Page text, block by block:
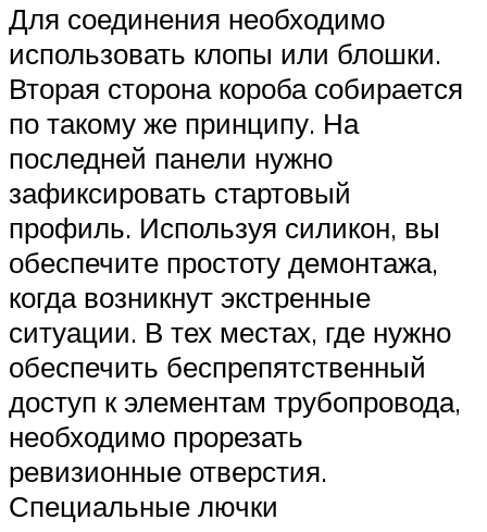
Для соединения необходимо
использовать клопы или блошки.
Вторая сторона короба собирается
по такому же принципу. На
последней панели нужно
зафиксировать стартовый
профиль. Используя силикон, вы
обеспечите простоту демонтажа,
когда возникнут экстренные
ситуации. В тех местах, где нужно
обеспечить беспрепятственный
доступ к элементам трубопровода,
необходимо прорезать
ревизионные отверстия.
Специальные лючки